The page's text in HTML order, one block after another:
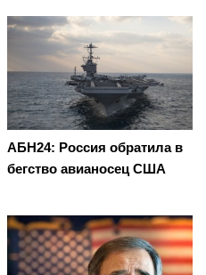
АБН24: Россия обратила в
бегство авианосец США